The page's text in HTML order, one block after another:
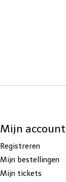
Mijn account
Registreren
Mijn bestellingen
Mijn tickets